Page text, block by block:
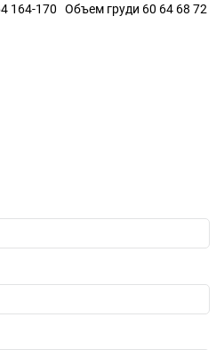
164-170 Объем груди 60 64 68 72